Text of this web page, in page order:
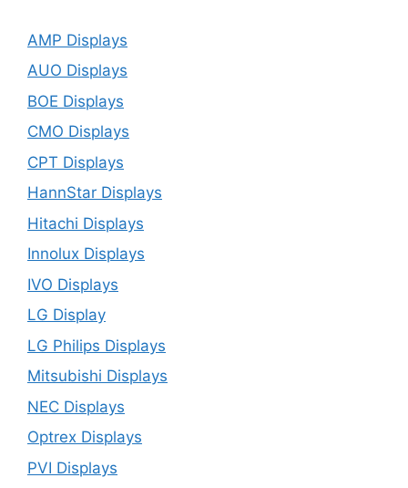
AMP Displays
AUO Displays
BOE Displays
CMO Displays
CPT Displays
HannStar Displays
Hitachi Displays
Innolux Displays
IVO Displays
LG Display
LG Philips Displays
Mitsubishi Displays
NEC Displays
Optrex Displays
PVI Displays